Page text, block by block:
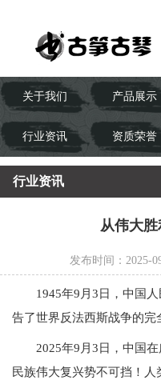
关于我们 产品展示
行业资讯 资质荣誉
行业资讯
从伟大
发布时间：2025-
1945年9月3日，中国人
告了世界反法西斯战争的完
2025年9月3日，中国在
民族伟大复兴势不可挡！